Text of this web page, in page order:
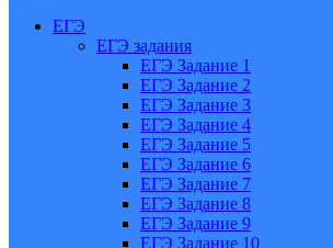
ЕГЭ
ЕГЭ задания
ЕГЭ Задание 1
ЕГЭ Задание 2
ЕГЭ Задание 3
ЕГЭ Задание 4
ЕГЭ Задание 5
ЕГЭ Задание 6
ЕГЭ Задание 7
ЕГЭ Задание 8
ЕГЭ Задание 9
ЕГЭ Задание 10